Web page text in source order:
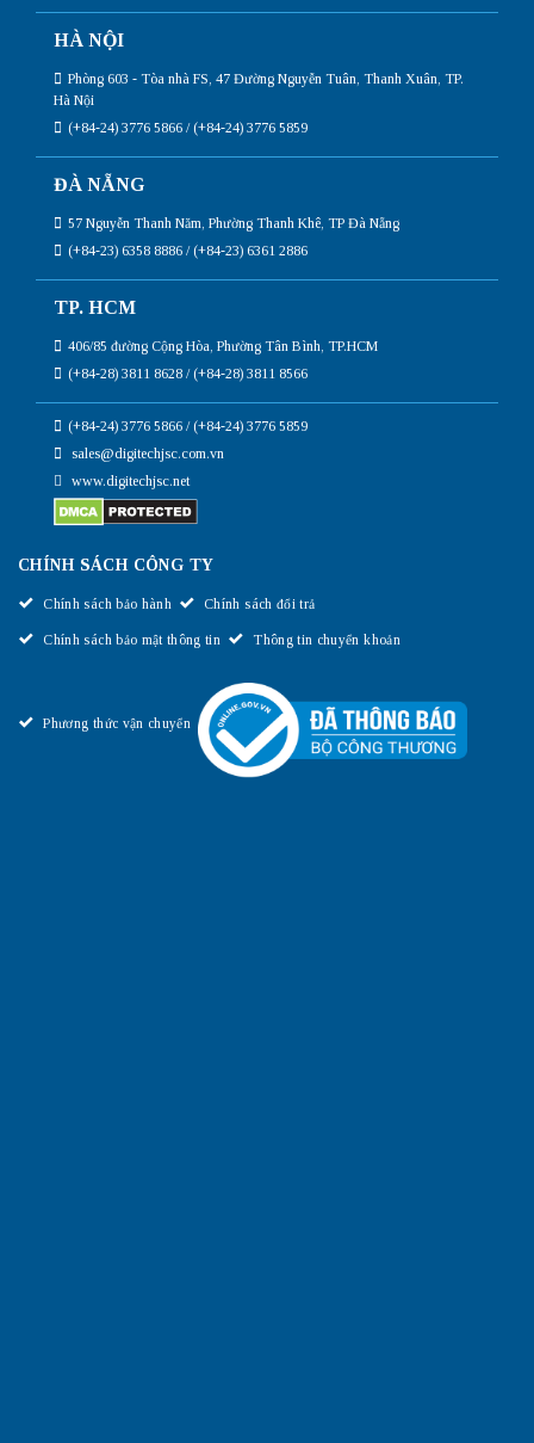
HÀ NỘI
Phòng 603 - Tòa nhà FS, 47 Đường Nguyễn Tuân, Thanh Xuân, TP.
Hà Nội
(+84-24) 3776 5866 / (+84-24) 3776 5859
ĐÀ NẴNG
57 Nguyễn Thanh Năm, Phường Thanh Khê, TP Đà Nẵng
(+84-23) 6358 8886 / (+84-23) 6361 2886
TP. HCM
406/85 đường Cộng Hòa, Phường Tân Bình, TP.HCM
(+84-28) 3811 8628 / (+84-28) 3811 8566
(+84-24) 3776 5866 / (+84-24) 3776 5859
sales@digitechjsc.com.vn
www.digitechjsc.net
CHÍNH SÁCH CÔNG TY
Chính sách bảo hành Chính sách đổi trả
Chính sách bảo mật thông tin Thông tin chuyển khoản
Phương thức vận chuyển